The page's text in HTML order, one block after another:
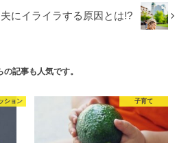
にイライラする原因とは!?
の記事も人気です。
ション 子育て